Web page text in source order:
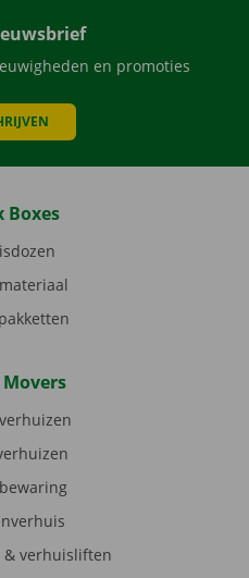
en promoties
Boxes
& verhuisliften